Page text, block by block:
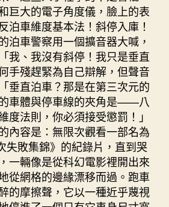
巨大的電子角度儀，臉上的表
泊車維度基本法！斜停入庫！
泊車警察用一個擴音器大喊，
我、我沒有斜停！我只是垂直
手殘趕緊為自己辯解，但聲音
垂直泊車？那是在第三次元的
車體與停車線的夾角是——八
度法則，你必須接受懲罰！」
內容是：無限次觀看一部名為
失敗集錦》的紀錄片，直到哭
一輛像是從科幻電影裡開出來
從網格的邊緣漂移而過。跑車
的摩擦聲，它以一種近乎蔑視